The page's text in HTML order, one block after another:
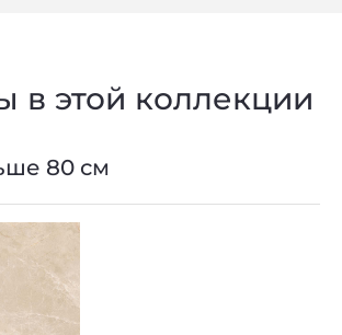
в этой коллекции
80 см